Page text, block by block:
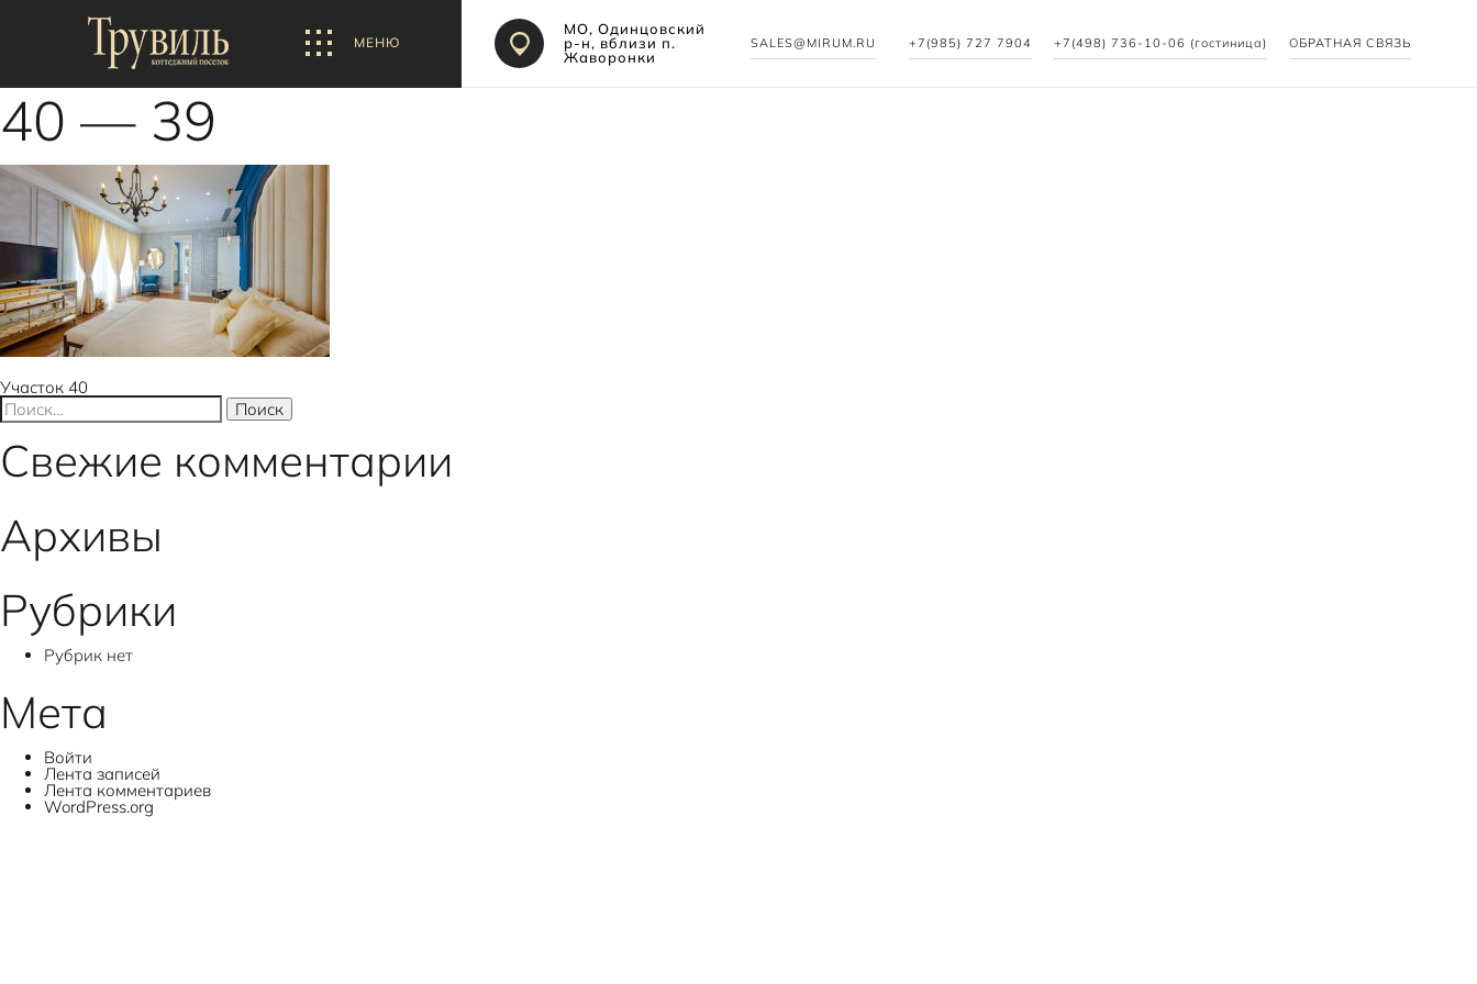
МЕНЮ
МО, Одинцовский
р-н, вблизи п.
Жаворонки
SALES@MIRUM.RU +7(985) 727 7904 +7(498) 736-10-06 (гостиница) ОБРАТНАЯ СВЯЗЬ
40 — 39
Навигация
по
записям
Участок 40
Найти:
Свежие комментарии
Архивы
Рубрики
Рубрик нет
Мета
Войти
Лента записей
Лента комментариев
WordPress.org